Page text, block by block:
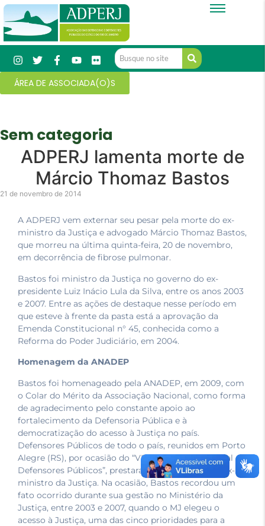
ÁREA DE ASSOCIADA(O)S
Sem categoria
ADPERJ lamenta morte de
Márcio Thomaz Bastos
21 de novembro de 2014
A ADPERJ vem externar seu pesar pela morte do ex-
ministro da Justiça e advogado Márcio Thomaz Bastos,
que morreu na última quinta-feira, 20 de novembro,
em decorrência de fibrose pulmonar.
Bastos foi ministro da Justiça no governo do ex-
presidente Luiz Inácio Lula da Silva, entre os anos 2003
e 2007. Entre as ações de destaque nesse período em
que esteve à frente da pasta está a aprovação da
Emenda Constitucional n° 45, conhecida como a
Reforma do Poder Judiciário, em 2004.
Homenagem da ANADEP
Bastos foi homenageado pela ANADEP, em 2009, com
o Colar do Mérito da Associação Nacional, como forma
de agradecimento pelo constante apoio ao
fortalecimento da Defensoria Pública e à
democratização do acesso à Justiça no país.
Defensores Públicos de todo o país, reunidos em Porto
Alegre (RS), por ocasião do “VIII Congresso Nacional de
Defensores Públicos”, prestaram homenagem ao ex-
ministro da Justiça. Na ocasião, Bastos recordou um
fato ocorrido durante sua gestão no Ministério da
Justiça, entre 2003 e 2007, quando o MJ elegeu o
acesso à Justiça, uma das cinco prioridades para a